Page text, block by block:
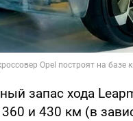
запас хода
360 и 430 км (в